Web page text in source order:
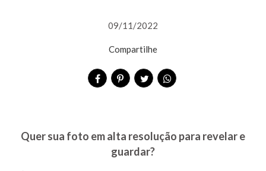
09/11/2022
Compartilhe
Quer sua foto em alta resolução para revelar e
guardar?